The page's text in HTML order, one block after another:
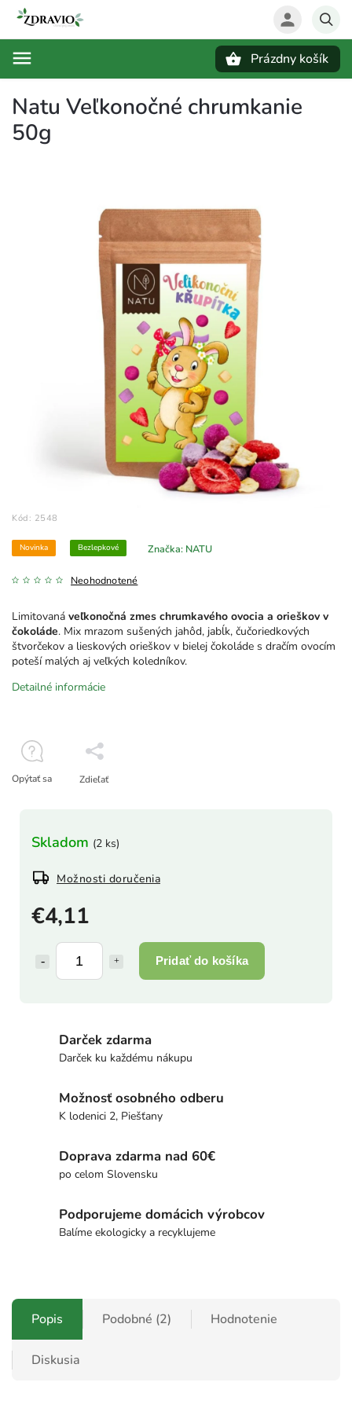
Prázdny košík
Natu Veľkonočné chrumkanie
50g
Kód: 2548
Novinka Bezlepkové
Neohodnotené
Značka: NATU
€4,11
Pridať do košíka
Skladom (2 ks)
Možnosti doručenia
Limitovaná veľkonočná zmes chrumkavého ovocia a orieškov v
čokoláde. Mix mrazom sušených jahôd, jabĺk, čučoriedkových
štvorčekov a lieskových orieškov v bielej čokoláde s dračím ovocím
poteší malých aj veľkých koledníkov.
Detailné informácie
Opýtať sa Zdieľať
Darček zdarma
Darček ku každému nákupu
Možnosť osobného odberu
K lodenici 2, Piešťany
Doprava zdarma nad 60€
po celom Slovensku
Podporujeme domácich výrobcov
Balíme ekologicky a recyklujeme
Popis Podobné (2) Hodnotenie
Diskusia